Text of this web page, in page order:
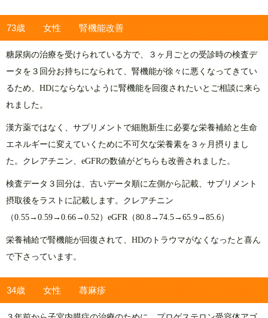
73歳 女性 腎機能改善
糖尿病の治療を受けられている方で、３ヶ月ごとの受診時の検査デ
ータを３回分お持ちになられて、腎機能が徐々に悪くなってきてい
るため、HDにならないように腎機能を回復されたいとご相談に来ら
れました。
漢方薬ではなく、サプリメントで細胞新生に必要な栄養補給と生命
エネルギーに変えていくために不可欠な栄養素を３ヶ月摂りまし
た。クレアチニン、eGFRの数値がどちらも改善されました。
検査データ３回分は、古いデータ順に左側から記載、サプリメント
摂取後をラストに記載します。クレアチニン
（0.55→0.59→0.66→0.52）eGFR（80.8→74.5→65.9→85.6）
栄養補給で腎機能が回復されて、HDのトラウマがなくなったと喜ん
で下さっています。
34歳 女性 蕁麻疹